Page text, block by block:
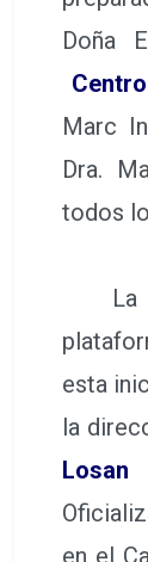
Doña
Marc
Dra.
todos
La
esta
la
Losan
en el